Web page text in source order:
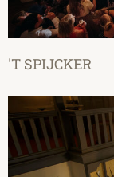
'T SPIJCKER